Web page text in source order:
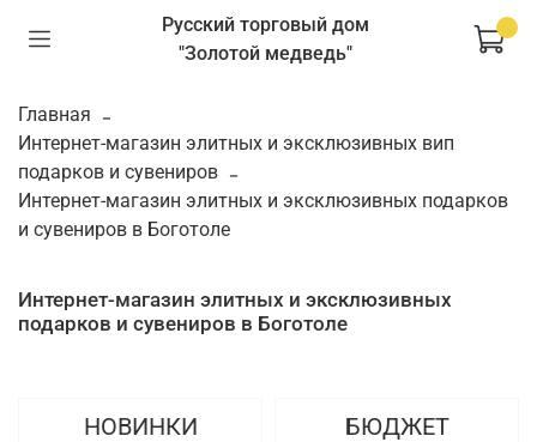
Русский торговый дом
"Золотой медведь"
Главная
Интернет-магазин элитных и эксклюзивных вип
подарков и сувениров
Интернет-магазин элитных и эксклюзивных подарков
и сувениров в Боготоле
Интернет-магазин элитных и эксклюзивных
подарков и сувениров в Боготоле
НОВИНКИ
БЮДЖЕТ